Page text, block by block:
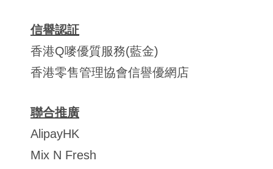
信譽認証
香港Q嘜優質服務(藍金)
香港零售管理協會信譽優網店
聯合推廣
AlipayHK
Mix N Fresh